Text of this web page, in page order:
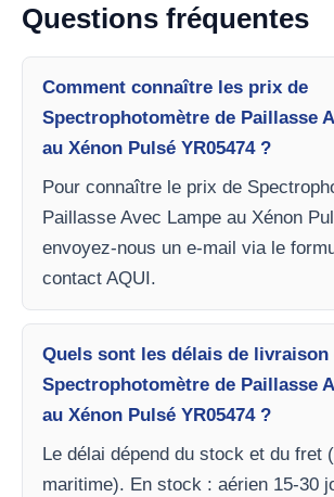
Questions fréquentes
Comment connaître les prix de
Spectrophotomètre de Paillasse
au Xénon Pulsé YR05474 ?
Pour connaître le prix de
Paillasse Avec Lampe au Xénon
envoyez-nous un e-mail via le
contact AQUI.
Quels sont les délais de livraison
Spectrophotomètre de Paillasse
au Xénon Pulsé YR05474 ?
Le délai dépend du stock et du fret
maritime). En stock : aérien 15-30